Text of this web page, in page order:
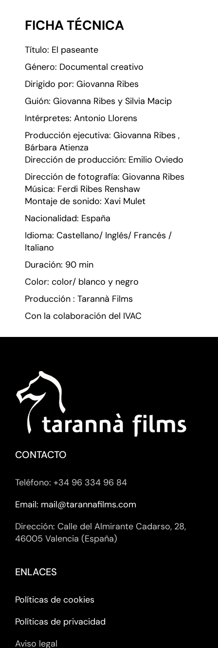
FICHA TÉCNICA
Título: El paseante
Género: Documental creativo
Dirigido por: Giovanna Ribes
Guión: Giovanna Ribes y Silvia Macip
Intérpretes: Antonio Llorens
Producción ejecutiva: Giovanna Ribes ,
Bárbara Atienza
Dirección de producción: Emilio Oviedo
Dirección de fotografía: Giovanna Ribes
Música: Ferdi Ribes Renshaw
Montaje de sonido: Xavi Mulet
Nacionalidad: España
Idioma: Castellano/ Inglés/ Francés /
Italiano
Duración: 90 min
Color: color/ blanco y negro
Producción : Tarannà Films
Con la colaboración del IVAC
CONTACTO
Teléfono: +34 96 334 96 84
Email: mail@tarannafilms.com
Dirección: Calle del Almirante Cadarso, 28,
46005 Valencia (España)
ENLACES
Políticas de cookies
Políticas de privacidad
Aviso legal